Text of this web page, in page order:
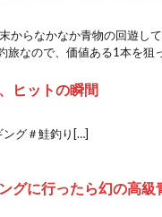
末からなかなか青物の回遊し
旅なので、価値ある1本を狙
ヒットの瞬間
ング＃鮭釣り[…]
グに行ったら幻の高級